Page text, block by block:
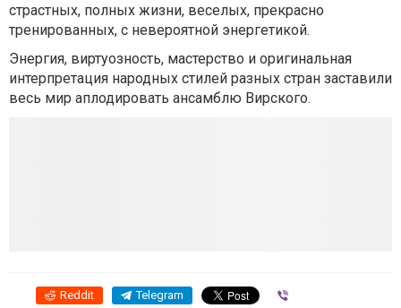
страстных, полных жизни, веселых, прекрасно
тренированных, с невероятной энергетикой.
Энергия, виртуозность, мастерство и оригинальная
интерпретация народных стилей разных стран заставили
весь мир аплодировать ансамблю Вирского.
Reddit Telegram